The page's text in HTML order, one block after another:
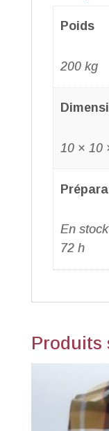
Poids
200 kg
10 × 10
En
72 h
Produits